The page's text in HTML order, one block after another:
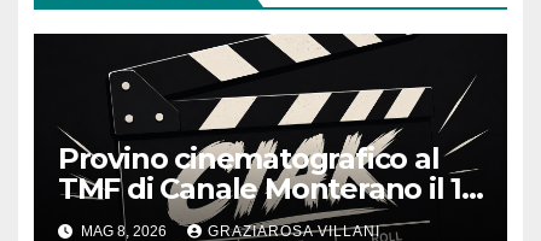
Provino cinematografico al
TMF di Canale Monterano il 16
maggio
MAG 8, 2026 GRAZIAROSA VILLANI